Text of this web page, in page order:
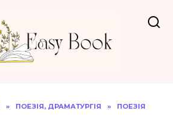
» ПОЕЗІЯ, ДРАМАТУРГІЯ » ПОЕЗІЯ